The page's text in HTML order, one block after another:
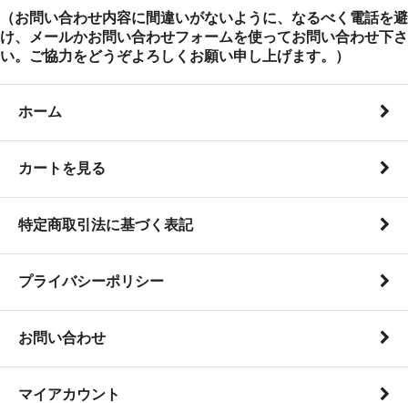
（お問い合わせ内容に間違いがないように、なるべく電話を避
け、メールかお問い合わせフォームを使ってお問い合わせ下さ
い。ご協力をどうぞよろしくお願い申し上げます。）
ホーム
カートを見る
特定商取引法に基づく表記
プライバシーポリシー
お問い合わせ
マイアカウント